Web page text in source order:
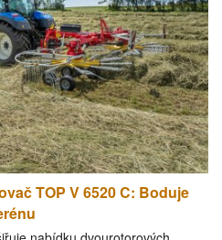
TOP V 6520 C: Boduje